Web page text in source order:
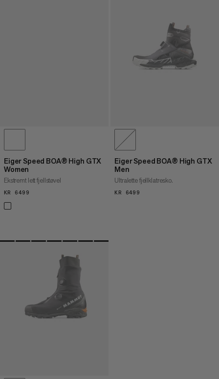
Eiger Speed BOA® High GTX
Women
Ekstremt lett fjellstøvel
KR 6499
Eiger Speed BOA® High GTX
Men
Ultralette fjellklatresko.
KR 6499